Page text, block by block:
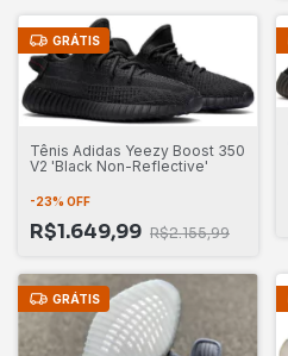
GRÁTIS
Tênis Adidas Yeezy Boost 350
V2 'Black Non-Reflective'
-23% OFF
R$1.649,99 R$2.155,99
GRÁTIS